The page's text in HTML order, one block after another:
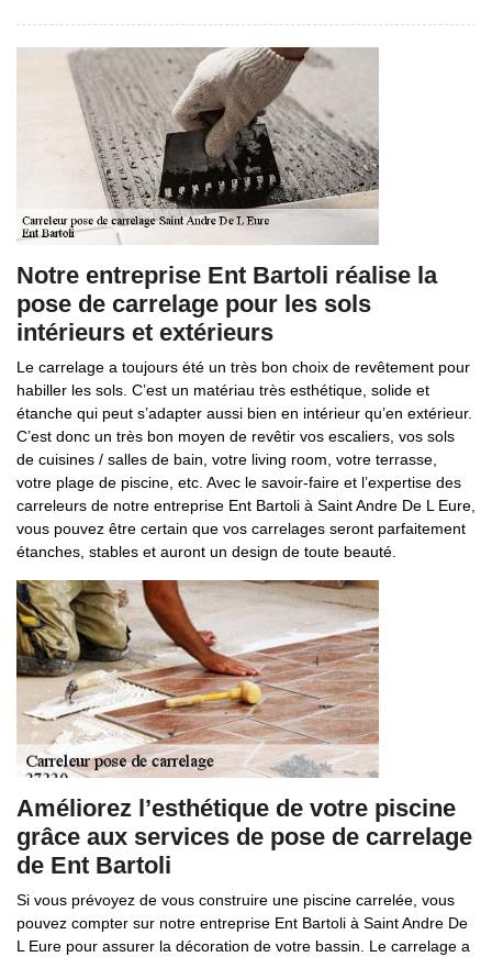
Notre entreprise Ent Bartoli réalise la
pose de carrelage pour les sols
intérieurs et extérieurs
Le carrelage a toujours été un très bon choix de revêtement pour
habiller les sols. C’est un matériau très esthétique, solide et
étanche qui peut s’adapter aussi bien en intérieur qu’en extérieur.
C’est donc un très bon moyen de revêtir vos escaliers, vos sols
de cuisines / salles de bain, votre living room, votre terrasse,
votre plage de piscine, etc. Avec le savoir-faire et l’expertise des
carreleurs de notre entreprise Ent Bartoli à Saint Andre De L Eure,
vous pouvez être certain que vos carrelages seront parfaitement
étanches, stables et auront un design de toute beauté.
Améliorez l’esthétique de votre piscine
grâce aux services de pose de carrelage
de Ent Bartoli
Si vous prévoyez de vous construire une piscine carrelée, vous
pouvez compter sur notre entreprise Ent Bartoli à Saint Andre De
L Eure pour assurer la décoration de votre bassin. Le carrelage a